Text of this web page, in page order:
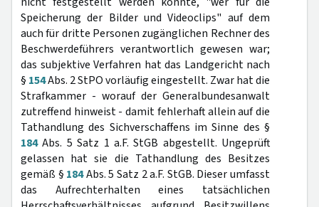
Speicherung der Bilder und Videoclips" auf dem
auch für dritte Personen zugänglichen Rechner des
Beschwerdeführers verantwortlich gewesen war;
das subjektive Verfahren hat das Landgericht nach
§ 154Abs. 2 StPO vorläufig eingestellt. Zwar hat die
Strafkammer - worauf der Generalbundesanwalt
zutreffend hinweist - damit fehlerhaft allein auf die
Tathandlung des Sichverschaffens im Sinne des §
184Abs. 5 Satz 1 a.F. StGB abgestellt. Ungeprüft
gelassen hat sie die Tathandlung des Besitzes
gemäß § 184Abs. 5 Satz 2 a.F. StGB. Dieser umfasst
das Aufrechterhalten eines tatsächlichen